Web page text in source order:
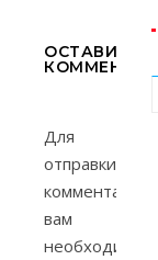
ОСТАВИТЬ
Для
отправки
комментария
вам
необходимо